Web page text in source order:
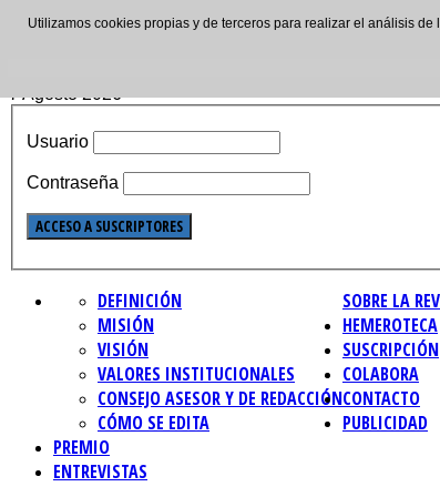
7 Agosto 2026
Usuario
Contraseña
SOBRE LA
DEFINICIÓN
MISIÓN
VISIÓN
VALORES INSTITUCIONALES
CONSEJO ASESOR Y DE REDACCIÓN
CÓMO SE EDITA
HEMEROTECA
SUSCRIPCIÓN
COLABORA
CONTACTO
PUBLICIDAD
PREMIO
ENTREVISTAS
Utilizamos cookies propias y de terceros para realizar el análisis